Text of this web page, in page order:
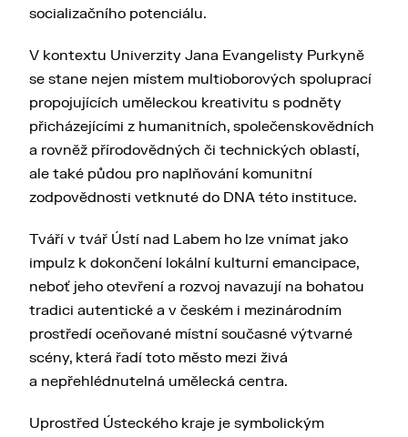
socializačního potenciálu.
V kontextu Univerzity Jana Evangelisty Purkyně
se stane nejen místem multioborových spoluprací
propojujících uměleckou kreativitu s podněty
přicházejícími z humanitních, společenskovědních
a rovněž přírodovědných či technických oblastí,
ale také půdou pro naplňování komunitní
zodpovědnosti vetknuté do DNA této instituce.
Tváří v tvář Ústí nad Labem ho lze vnímat jako
impulz k dokončení lokální kulturní emancipace,
neboť jeho otevření a rozvoj navazují na bohatou
tradici autentické a v českém i mezinárodním
prostředí oceňované místní současné výtvarné
scény, která řadí toto město mezi živá
a nepřehlédnutelná umělecká centra.
Uprostřed Ústeckého kraje je symbolickým